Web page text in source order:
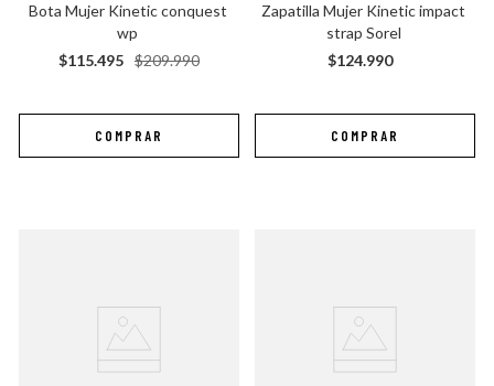
Bota Mujer Kinetic conquest
wp
$209.990
$115.495
Zapatilla Mujer Kinetic impact
strap Sorel
$124.990